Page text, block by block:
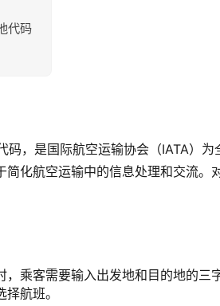
代码
码，是国际航空运输协会（IATA）
简化航空运输中的信息处理和交流
，乘客需要输入出发地和目的地的
航班。